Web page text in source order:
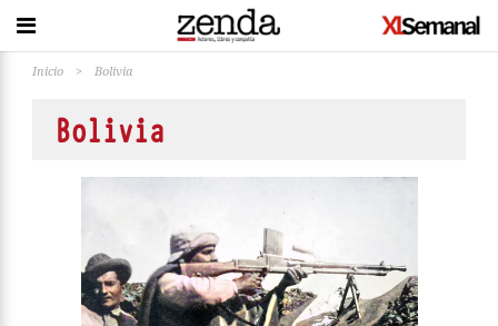
Inicio > Bolivia
Bolivia